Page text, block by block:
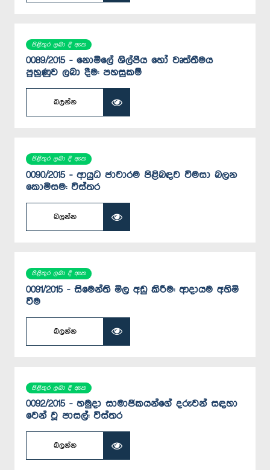
පිළිතුර ලබා දී ඇත
0089/2015 - නොමිලේ ශිල්පීය හෝ වෘත්තීමය
පුහුණුව ලබා දීම: පහසුකම්
බලන්න
පිළිතුර ලබා දී ඇත
0090/2015 - ආයුධ ජාවාරම පිළිබඳව විමසා බලන
කොමිසම: විස්තර
බලන්න
පිළිතුර ලබා දී ඇත
0091/2015 - සිමෙන්ති මිල අඩු කිරීම: ආදායම අහිමි
වීම
බලන්න
පිළිතුර ලබා දී ඇත
0092/2015 - හමුදා සාමාජිකයන්ගේ දරුවන් සඳහා
වෙන් වූ පාසල්: විස්තර
බලන්න